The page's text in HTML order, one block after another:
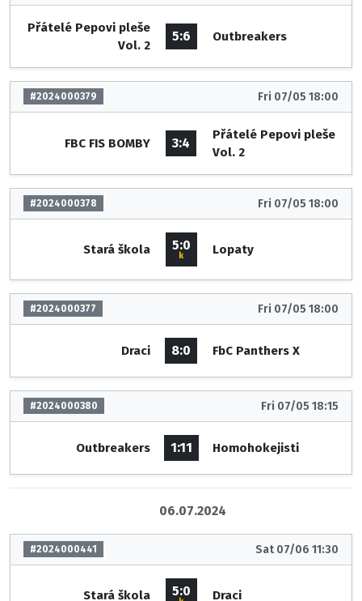
Přátelé Pepovi pleše
Vol. 2
5:6 Outbreakers
#2024000379 Fri 07/05 18:00
FBC FIS BOMBY 3:4
Přátelé Pepovi pleše
Vol. 2
#2024000378 Fri 07/05 18:00
Stará škola 5:0
k Lopaty
#2024000377 Fri 07/05 18:00
Draci 8:0 FbC Panthers X
#2024000380 Fri 07/05 18:15
Outbreakers 1:11 Homohokejisti
06.07.2024
#2024000441 Sat 07/06 11:30
Stará škola 5:0 Draci